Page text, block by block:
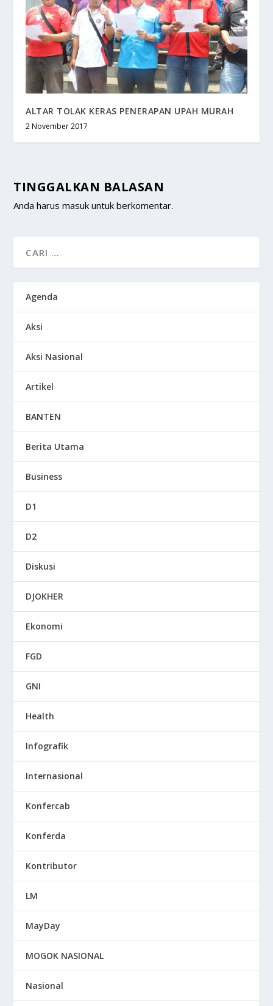
ALTAR TOLAK KERAS PENERAPAN UPAH MURAH
2 November 2017
TINGGALKAN BALASAN
Anda harusmasuk untuk berkomentar.
Agenda
Aksi
Aksi Nasional
Artikel
BANTEN
Berita Utama
Business
D1
D2
Diskusi
DJOKHER
Ekonomi
FGD
GNI
Health
Infografik
Internasional
Konfercab
Konferda
Kontributor
LM
MayDay
MOGOK NASIONAL
Nasional